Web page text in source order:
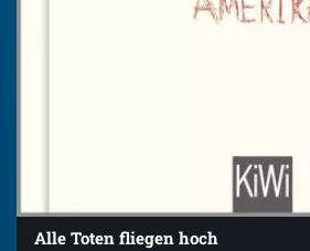
Alle Toten fliegen hoch